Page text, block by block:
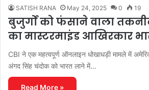
SATISH RANA May 24, 2025 0 19
बुजुर्गों को फंसाने वाला
का मास्टरमाइंड आखिरकार
CBI ने एक महत्वपूर्ण ऑनलाइन धोखाधड़ी मामले में
अंगद सिंह चंदोक को भारत लाने में…
Read More »